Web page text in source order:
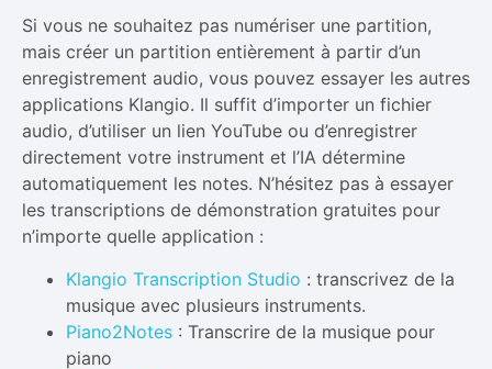
Si vous ne souhaitez pas numériser une partition,
mais créer un partition entièrement à partir d’un
enregistrement audio, vous pouvez essayer les autres
applications Klangio. Il suffit d’importer un fichier
audio, d’utiliser un lien YouTube ou d’enregistrer
directement votre instrument et l’IA détermine
automatiquement les notes. N’hésitez pas à essayer
les transcriptions de démonstration gratuites pour
n’importe quelle application :
Klangio Transcription Studio : transcrivez de la
musique avec plusieurs instruments.
Piano2Notes : Transcrire de la musique pour
piano